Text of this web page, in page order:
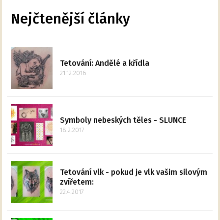
Nejčtenější články
Tetování: Andělé a křídla
21.12.2016
Symboly nebeských těles - SLUNCE
18.2.2017
Tetování vlk - pokud je vlk vašim silovým
zvířetem:
22.4.2017